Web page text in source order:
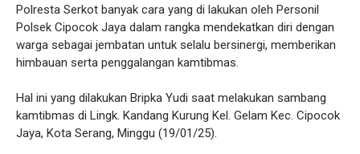
Polresta Serkot banyak cara yang di lakukan oleh Personil
Polsek Cipocok Jaya dalam rangka mendekatkan diri dengan
warga sebagai jembatan untuk selalu bersinergi, memberikan
himbauan serta penggalangan kamtibmas.
Hal ini yang dilakukan Bripka Yudi saat melakukan sambang
kamtibmas di Lingk. Kandang Kurung Kel. Gelam Kec. Cipocok
Jaya, Kota Serang, Minggu (19/01/25).